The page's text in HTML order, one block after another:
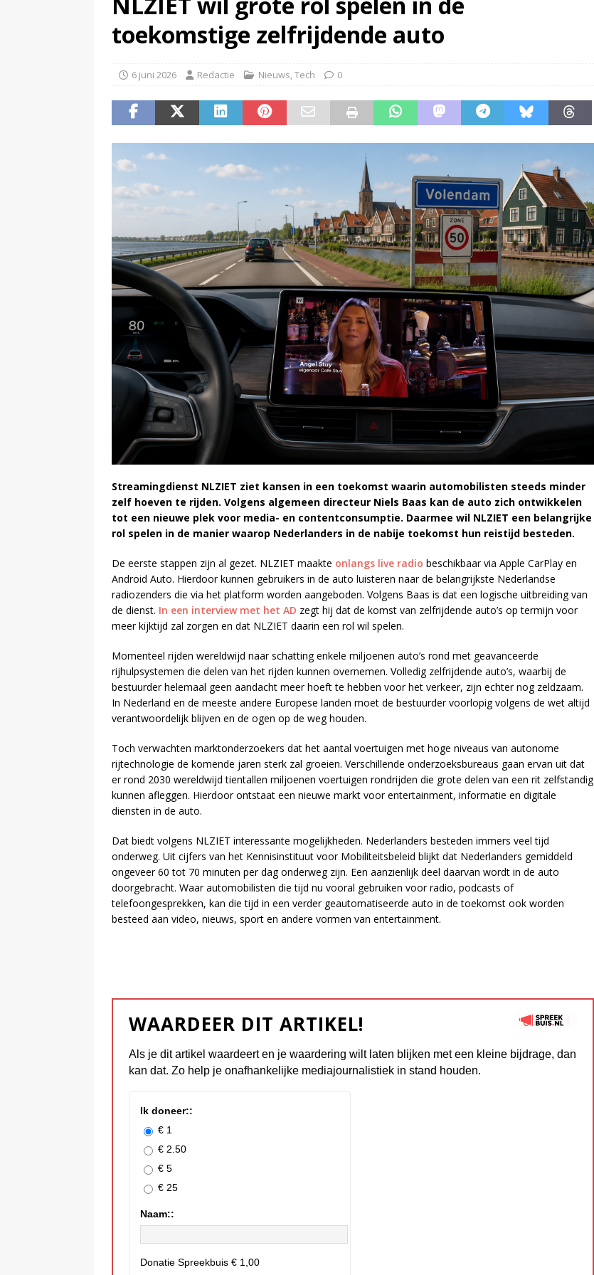
Pim van de Kolk overleden
toekomstige zelfrijdende auto
6 juni 2026 Redactie Nieuws Tech 0
Streamingdienst NLZIET ziet kansen in een toekomst waarin automobilisten steeds minder
zelf hoeven te rijden. Volgens algemeen directeur Niels Baas kan de auto zich ontwikkelen
tot een nieuwe plek voor media- en contentconsumptie. Daarmee wil NLZIET een belangrijke
rol spelen in de manier waarop Nederlanders in de nabije toekomst hun reistijd besteden.
De eerste stappen zijn al gezet. NLZIET maakte onlangs live radio beschikbaar via Apple CarPlay en
Android Auto. Hierdoor kunnen gebruikers in de auto luisteren naar de belangrijkste Nederlandse
radiozenders die via het platform worden aangeboden. Volgens Baas is dat een logische uitbreiding van
de dienst. In een interview met het AD zegt hij dat de komst van zelfrijdende auto’s op termijn voor
meer kijktijd zal zorgen en dat NLZIET daarin een rol wil spelen.
Momenteel rijden wereldwijd naar schatting enkele miljoenen auto’s rond met geavanceerde
rijhulpsystemen die delen van het rijden kunnen overnemen. Volledig zelfrijdende auto’s, waarbij de
bestuurder helemaal geen aandacht meer hoeft te hebben voor het verkeer, zijn echter nog zeldzaam.
In Nederland en de meeste andere Europese landen moet de bestuurder voorlopig volgens de wet altijd
verantwoordelijk blijven en de ogen op de weg houden.
Toch verwachten marktonderzoekers dat het aantal voertuigen met hoge niveaus van autonome
rijtechnologie de komende jaren sterk zal groeien. Verschillende onderzoeksbureaus gaan ervan uit dat
er rond 2030 wereldwijd tientallen miljoenen voertuigen rondrijden die grote delen van een rit zelfstandig
kunnen afleggen. Hierdoor ontstaat een nieuwe markt voor entertainment, informatie en digitale
diensten in de auto.
Dat biedt volgens NLZIET interessante mogelijkheden. Nederlanders besteden immers veel tijd
onderweg. Uit cijfers van het Kennisinstituut voor Mobiliteitsbeleid blijkt dat Nederlanders gemiddeld
ongeveer 60 tot 70 minuten per dag onderweg zijn. Een aanzienlijk deel daarvan wordt in de auto
doorgebracht. Waar automobilisten die tijd nu vooral gebruiken voor radio, podcasts of
telefoongesprekken, kan die tijd in een verder geautomatiseerde auto in de toekomst ook worden
besteed aan video, nieuws, sport en andere vormen van entertainment.
WAARDEER DIT ARTIKEL!
Als je dit artikel waardeert en je waardering wilt laten blijken met een kleine bijdrage, dan
kan dat. Zo help je onafhankelijke mediajournalistiek in stand houden.
Ik doneer::
€ 1
€ 2.50
€ 5
€ 25
Naam::
Donatie Spreekbuis € 1,00